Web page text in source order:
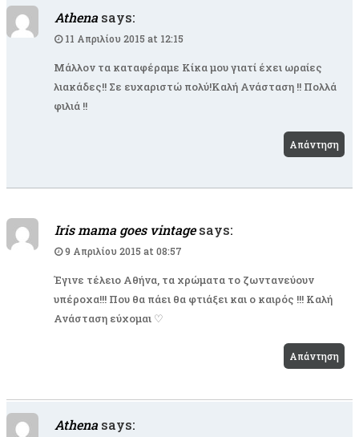
Athena says:
11 Απριλίου 2015 at 12:15
Μάλλον τα καταφέραμε Κίκα μου γιατί έχει ωραίες
λιακάδες!! Σε ευχαριστώ πολύ!Καλή Ανάσταση !! Πολλά
φιλιά !!
Απάντηση
Iris mama goes vintage says:
9 Απριλίου 2015 at 08:57
Έγινε τέλειο Αθήνα, τα χρώματα το ζωντανεύουν
υπέροχα!!! Που θα πάει θα φτιάξει και ο καιρός !!! Καλή
Ανάσταση εύχομαι ♡
Απάντηση
Athena says: